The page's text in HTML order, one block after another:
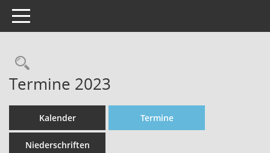
Toggle navigation
Rechercheauswahl
Termine 2023
Kalender Termine
Niederschriften